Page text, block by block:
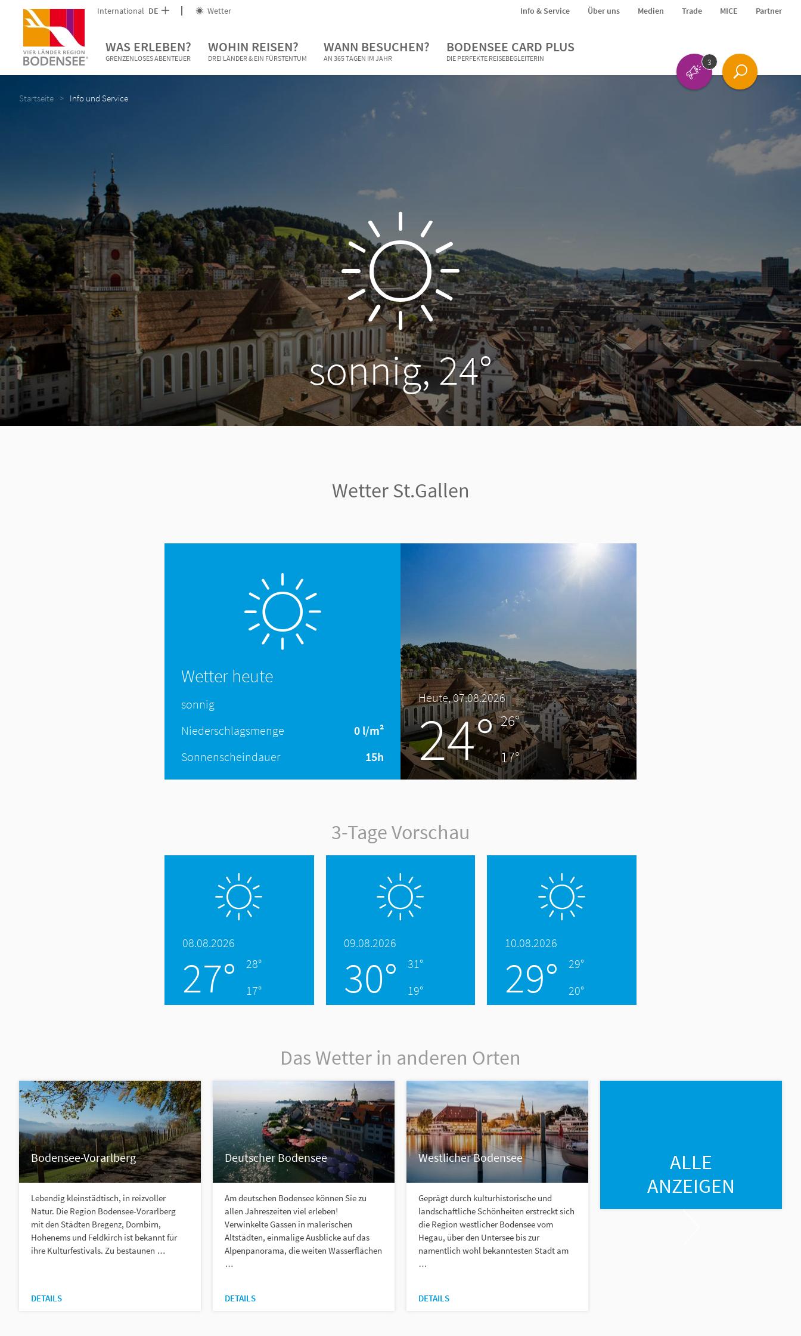
International DE Wetter Info & Service Über uns Medien Trade MICE Partner
WAS ERLEBEN?
GRENZENLOSES ABENTEUER
WOHIN REISEN?
DREI LÄNDER & EIN FÜRSTENTUM
WANN BESUCHEN?
AN 365 TAGEN IM JAHR
BODENSEE CARD PLUS
DIE PERFEKTE REISEBEGLEITERIN 3
Startseite Info und Service
sonnig, 24°
Wetter St.Gallen
Wetter heute
sonnig
Niederschlagsmenge
0 l/m²
Sonnenscheindauer
15h
Heute, 07.08.2026
24° 26°
17°
3-Tage Vorschau
08.08.2026
27°
28°
17°
09.08.2026
30°
31°
19°
10.08.2026
29°
29°
20°
Das Wetter in anderen Orten
Bodensee-Vorarlberg
Lebendig kleinstädtisch, in reizvoller
Natur. Die Region Bodensee-Vorarlberg
mit den Städten Bregenz, Dornbirn,
Hohenems und Feldkirch ist bekannt für
ihre Kulturfestivals. Zu bestaunen …
DETAILS
Deutscher Bodensee
Am deutschen Bodensee können Sie zu
allen Jahreszeiten viel erleben!
Verwinkelte Gassen in malerischen
Altstädten, einmalige Ausblicke auf das
Alpenpanorama, die weiten Wasserflächen
…
DETAILS
Westlicher Bodensee
Geprägt durch kulturhistorische und
landschaftliche Schönheiten erstreckt sich
die Region westlicher Bodensee vom
Hegau, über den Untersee bis zur
namentlich wohl bekanntesten Stadt am
…
DETAILS
ALLE
ANZEIGEN